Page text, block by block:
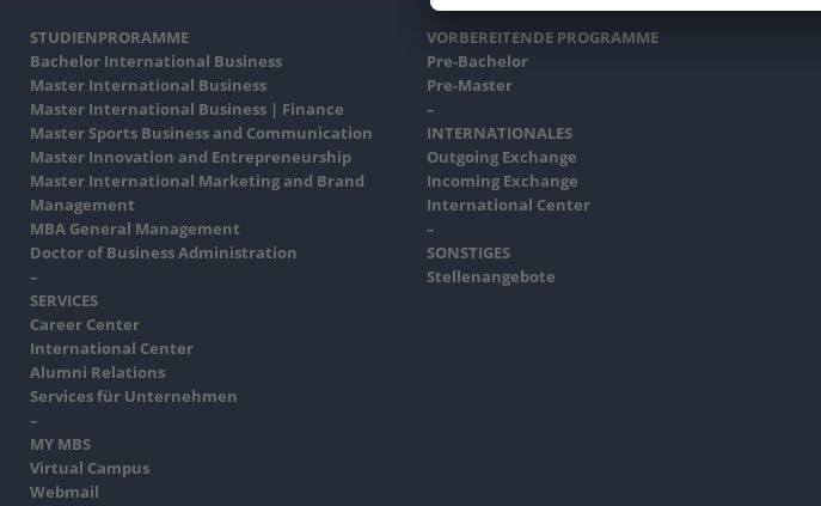
STUDIENPRORAMME
Bachelor International Business
Master International Business
Master International Business | Finance
Master Sports Business and Communication
Master Innovation and Entrepreneurship
Master International Marketing and Brand
Management
MBA General Management
Doctor of Business Administration
–
SERVICES
Career Center
International Center
Alumni Relations
Services für Unternehmen
–
MY MBS
Virtual Campus
Webmail
VORBEREITENDE PROGRAMME
Pre-Bachelor
Pre-Master
–
INTERNATIONALES
Outgoing Exchange
Incoming Exchange
International Center
–
SONSTIGES
Stellenangebote